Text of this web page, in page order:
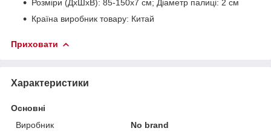
Розміри (ДхШхВ): 85-150x7 см; Діаметр палиці: 2 см
Країна виробник товару: Китай
Приховати
Характеристики
Основні
Виробник
No brand